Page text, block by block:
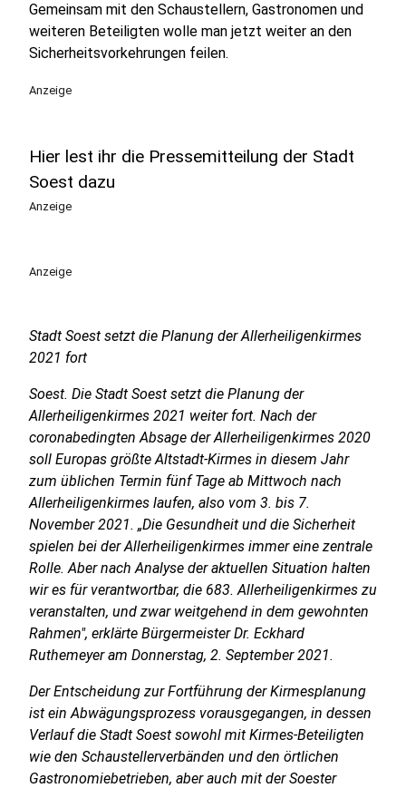
Gemeinsam mit den Schaustellern, Gastronomen und
weiteren Beteiligten wolle man jetzt weiter an den
Sicherheitsvorkehrungen feilen.
Anzeige
Hier lest ihr die Pressemitteilung der Stadt
Soest dazu
Anzeige
Anzeige
Stadt Soest setzt die Planung der Allerheiligenkirmes
2021 fort
Soest. Die Stadt Soest setzt die Planung der
Allerheiligenkirmes 2021 weiter fort. Nach der
coronabedingten Absage der Allerheiligenkirmes 2020
soll Europas größte Altstadt-Kirmes in diesem Jahr
zum üblichen Termin fünf Tage ab Mittwoch nach
Allerheiligenkirmes laufen, also vom 3. bis 7.
November 2021. „Die Gesundheit und die Sicherheit
spielen bei der Allerheiligenkirmes immer eine zentrale
Rolle. Aber nach Analyse der aktuellen Situation halten
wir es für verantwortbar, die 683. Allerheiligenkirmes zu
veranstalten, und zwar weitgehend in dem gewohnten
Rahmen", erklärte Bürgermeister Dr. Eckhard
Ruthemeyer am Donnerstag, 2. September 2021.
Der Entscheidung zur Fortführung der Kirmesplanung
ist ein Abwägungsprozess vorausgegangen, in dessen
Verlauf die Stadt Soest sowohl mit Kirmes-Beteiligten
wie den Schaustellerverbänden und den örtlichen
Gastronomiebetrieben, aber auch mit der Soester